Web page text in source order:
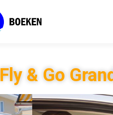
Fly & Go